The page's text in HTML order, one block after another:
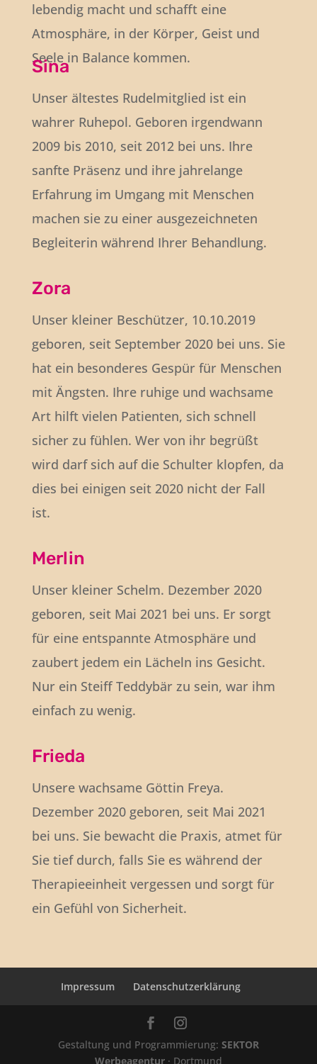
lebendig macht und schafft eine
Atmosphäre, in der Körper, Geist und
Seele in Balance kommen.
Sina
Unser ältestes Rudelmitglied ist ein
wahrer Ruhepol. Geboren irgendwann
2009 bis 2010, seit 2012 bei uns. Ihre
sanfte Präsenz und ihre jahrelange
Erfahrung im Umgang mit Menschen
machen sie zu einer ausgezeichneten
Begleiterin während Ihrer Behandlung.
Zora
Unser kleiner Beschützer, 10.10.2019
geboren, seit September 2020 bei uns. Sie
hat ein besonderes Gespür für Menschen
mit Ängsten. Ihre ruhige und wachsame
Art hilft vielen Patienten, sich schnell
sicher zu fühlen. Wer von ihr begrüßt
wird darf sich auf die Schulter klopfen, da
dies bei einigen seit 2020 nicht der Fall
ist.
Merlin
Unser kleiner Schelm. Dezember 2020
geboren, seit Mai 2021 bei uns. Er sorgt
für eine entspannte Atmosphäre und
zaubert jedem ein Lächeln ins Gesicht.
Nur ein Steiff Teddybär zu sein, war ihm
einfach zu wenig.
Frieda
Unsere wachsame Göttin Freya.
Dezember 2020 geboren, seit Mai 2021
bei uns. Sie bewacht die Praxis, atmet für
Sie tief durch, falls Sie es während der
Therapieeinheit vergessen und sorgt für
ein Gefühl von Sicherheit.
Impressum Datenschutzerklärung
Gestaltung und Programmierung: SEKTOR
Werbeagentur· Dortmund